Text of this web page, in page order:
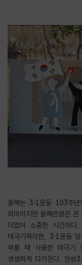
올해는 3·1운동 103주
의미이지만 올해만큼은
더없이 소중한 시간이다.
태극기목각판, 3·1운동
부를 때 사용한 태극기
생생하게 다가온다. 안성